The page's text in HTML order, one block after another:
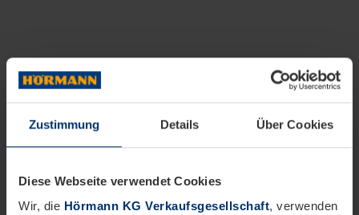
Zustimmung Details Über Cookies
Diese Webseite verwendet Cookies
Wir, die Hörmann KG Verkaufsgesellschaft, verwenden